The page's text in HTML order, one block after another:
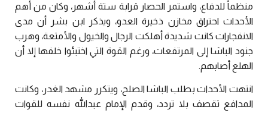
منظماً للدفاع، واستمر الحصار قرابة ستة أشهر، وكان من أهم
الأحداث احتراق مخازن ذخيرة العدو، ويذكر ابن بشر أن مدى
الانفجارات كانت شديدة أهلكت الرجال والخيول والأمتعة، وهرب
جنود الباشا إلى المرتفعات، ورغم القوة التي اختبئوا خلفها إلا أن
الهلع أصابهم.
انتهت الأحداث بطلب الباشا الصلح، ويتكرر مشهد الغدر، وكانت
المدافع تقصف بلا تردد، وقدم الإمام عبدالله نفسه للقوات